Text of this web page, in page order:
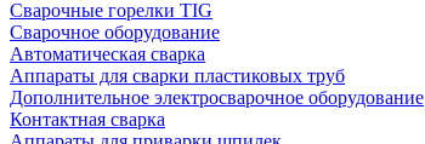
Сварочные горелки TIG
Сварочное оборудование
Автоматическая сварка
Аппараты для сварки пластиковых труб
Дополнительное электросварочное оборудование
Контактная сварка